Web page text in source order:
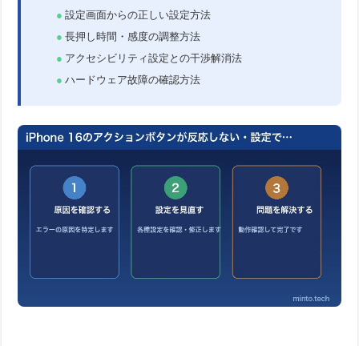
設定画面からの正しい設定方法
長押し時間・感度の調整方法
アクセシビリティ設定との干渉解消法
ハードウェア故障の確認方法